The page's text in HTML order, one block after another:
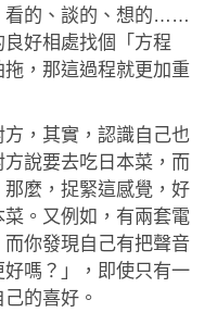
看的、談的、想的……
好相處找個「方程
，那這過程就更加重
，其實，認識自己也
說要去吃日本菜，而
麼，捉緊這感覺，好
。又例如，有兩套電
你發現自己有把聲音
嗎？」，即使只有一
的喜好。